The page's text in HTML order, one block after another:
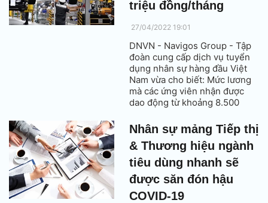
triệu đồng/tháng
27/04/2022 19:01
DNVN - Navigos Group - Tập
đoàn cung cấp dịch vụ tuyển
dụng nhân sự hàng đầu Việt
Nam vừa cho biết: Mức lương
mà các ứng viên nhận được
dao động từ khoảng 8.500
200 – 800 triệu đồng/tháng).
Nhân sự mảng Tiếp thị
& Thương hiệu ngành
tiêu dùng nhanh sẽ
được săn đón hậu
COVID-19